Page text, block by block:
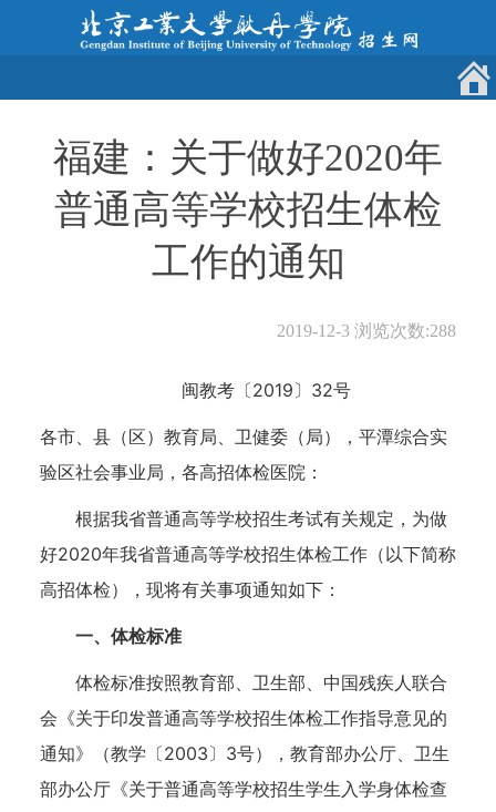
福建：关于做好2020年
普通高等学校招生体检
工作的通知
2019-12-3浏览次数:288
闽教考〔2019〕32号
各市、县（区）教育局、卫健委（局），平潭综合实
验区社会事业局，各高招体检医院：
根据我省普通高等学校招生考试有关规定，为做
好2020年我省普通高等学校招生体检工作（以下简称
高招体检），现将有关事项通知如下：
一、体检标准
体检标准按照教育部、卫生部、中国残疾人联合
会《关于印发普通高等学校招生体检工作指导意见的
通知》（教学〔2003〕3号），教育部办公厅、卫生
部办公厅《关于普通高等学校招生学生入学身体检查